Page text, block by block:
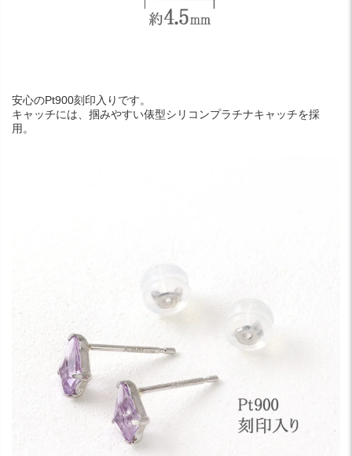
安心のPt900刻印入りです。
キャッチには、掴みやすい俵型シリコンプラチナキャッチを採
用。